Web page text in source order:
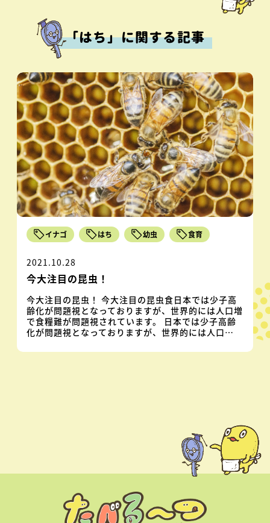
「はち」に関する記事
イナゴ はち 幼虫 食育
2021.10.28
今大注目の昆虫！
今大注目の昆虫！ 今大注目の昆虫食日本では少子高
齢化が問題視となっておりますが、世界的には人口増
で食糧難が問題視されています。 日本では少子高齢
化が問題視となっておりますが、世界的には人口…